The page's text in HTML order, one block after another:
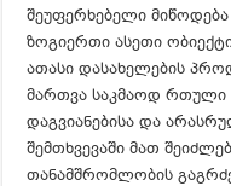
შეუფერხებელი მიწოდება
ზოგიერთი ასეთი
ათასი დასახელების
მართვა საკმაოდ რთული
დაგვიანებისა და
შემთხვევაში მათ
თანამშრომლობის